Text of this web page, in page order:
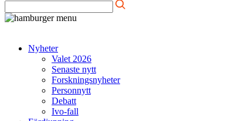
Nyheter
Valet 2026
Senaste nytt
Forskningsnyheter
Personnytt
Debatt
Ivo-fall